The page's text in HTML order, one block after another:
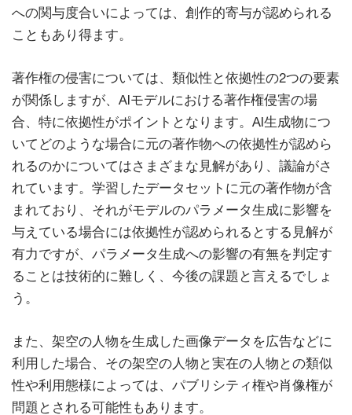
への関与度合いによっては、創作的寄与が認められる
こともあり得ます。
著作権の侵害については、類似性と依拠性の2つの要素
が関係しますが、AIモデルにおける著作権侵害の場
合、特に依拠性がポイントとなります。AI生成物につ
いてどのような場合に元の著作物への依拠性が認めら
れるのかについてはさまざまな見解があり、議論がさ
れています。学習したデータセットに元の著作物が含
まれており、それがモデルのパラメータ生成に影響を
与えている場合には依拠性が認められるとする見解が
有力ですが、パラメータ生成への影響の有無を判定す
ることは技術的に難しく、今後の課題と言えるでしょ
う。
また、架空の人物を生成した画像データを広告などに
利用した場合、その架空の人物と実在の人物との類似
性や利用態様によっては、パブリシティ権や肖像権が
問題とされる可能性もあります。